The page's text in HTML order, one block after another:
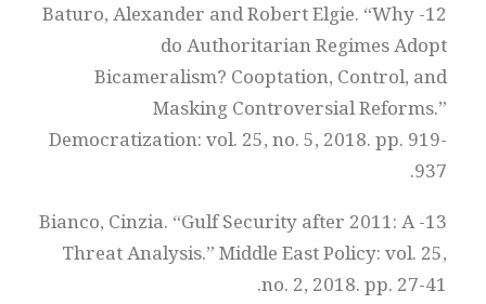
12- Baturo, Alexander and Robert Elgie. “Why
do Authoritarian Regimes Adopt
Bicameralism? Cooptation, Control, and
Masking Controversial Reforms.”
Democratization: vol. 25, no. 5, 2018. pp. 919-
937.
13- Bianco, Cinzia. “Gulf Security after 2011: A
Threat Analysis.” Middle East Policy: vol. 25,
no. 2, 2018. pp. 27-41.